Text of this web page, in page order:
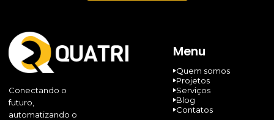
Conectando o
futuro,
automatizando o
Menu
Quem somos
Projetos
Serviços
Blog
Contatos